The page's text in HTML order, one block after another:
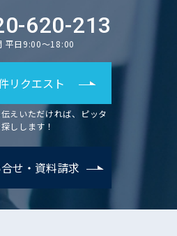
620-213
平日9:00～18:00
リクエスト
えいただければ、ピッタ
しします！
せ・資料請求